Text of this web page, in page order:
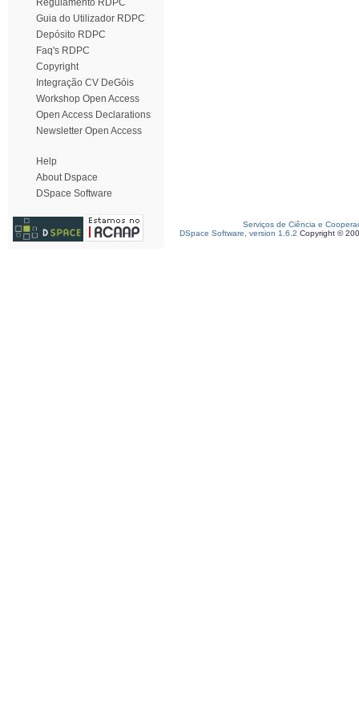
Regulamento RDPC
Guia do Utilizador RDPC
Depósito RDPC
Faq's RDPC
Copyright
Integração CV DeGóis
Workshop Open Access
Open Access Declarations
Newsletter Open Access
Help
About Dspace
DSpace Software
Serviços de Ciência e
DSpace Software, version 1.6.2 Copyright ©